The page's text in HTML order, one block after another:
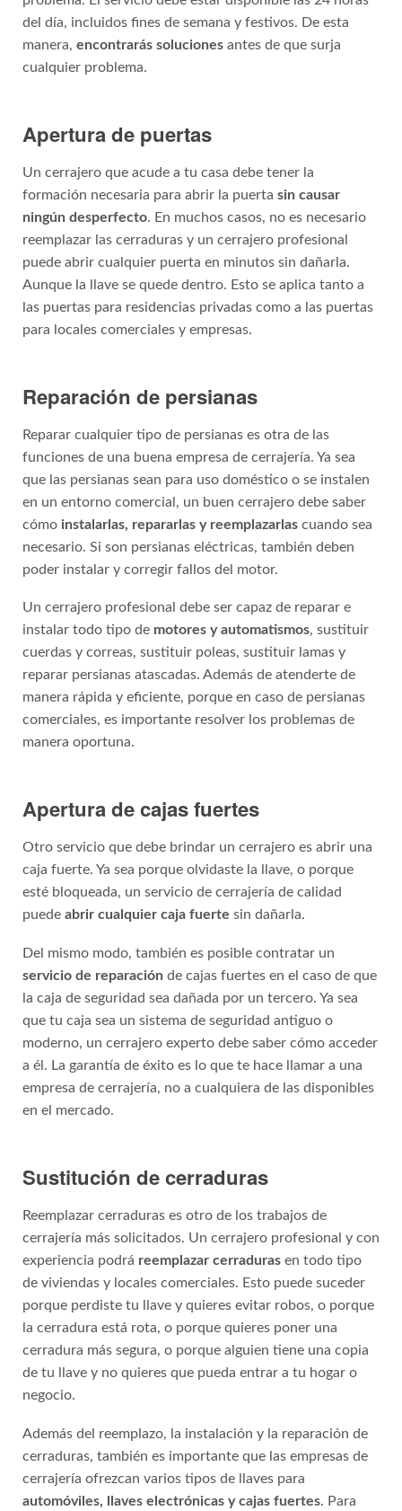
del día, incluidos fines de semana y festivos. De esta
manera, encontrarás soluciones antes de que surja
cualquier problema.
Apertura de puertas
Un cerrajero que acude a tu casa debe tener la
formación necesaria para abrir la puerta sin causar
ningún desperfecto. En muchos casos, no es necesario
reemplazar las cerraduras y un cerrajero profesional
puede abrir cualquier puerta en minutos sin dañarla.
Aunque la llave se quede dentro. Esto se aplica tanto a
las puertas para residencias privadas como a las puertas
para locales comerciales y empresas.
Reparación de persianas
Reparar cualquier tipo de persianas es otra de las
funciones de una buena empresa de cerrajería. Ya sea
que las persianas sean para uso doméstico o se instalen
en un entorno comercial, un buen cerrajero debe saber
cómo instalarlas, repararlas y reemplazarlas cuando sea
necesario. Si son persianas eléctricas, también deben
poder instalar y corregir fallos del motor.
Un cerrajero profesional debe ser capaz de reparar e
instalar todo tipo de motores y automatismos, sustituir
cuerdas y correas, sustituir poleas, sustituir lamas y
reparar persianas atascadas. Además de atenderte de
manera rápida y eficiente, porque en caso de persianas
comerciales, es importante resolver los problemas de
manera oportuna.
Apertura de cajas fuertes
Otro servicio que debe brindar un cerrajero es abrir una
caja fuerte. Ya sea porque olvidaste la llave, o porque
esté bloqueada, un servicio de cerrajería de calidad
puede abrir cualquier caja fuerte sin dañarla.
Del mismo modo, también es posible contratar un
servicio de reparación de cajas fuertes en el caso de que
la caja de seguridad sea dañada por un tercero. Ya sea
que tu caja sea un sistema de seguridad antiguo o
moderno, un cerrajero experto debe saber cómo acceder
a él. La garantía de éxito es lo que te hace llamar a una
empresa de cerrajería, no a cualquiera de las disponibles
en el mercado.
Sustitución de cerraduras
Reemplazar cerraduras es otro de los trabajos de
cerrajería más solicitados. Un cerrajero profesional y con
experiencia podrá reemplazar cerradurasen todo tipo
de viviendas y locales comerciales. Esto puede suceder
porque perdiste tu llave y quieres evitar robos, o porque
la cerradura está rota, o porque quieres poner una
cerradura más segura, o porque alguien tiene una copia
de tu llave y no quieres que pueda entrar a tu hogar o
negocio.
Además del reemplazo, la instalación y la reparación de
cerraduras, también es importante que las empresas de
cerrajería ofrezcan varios tipos de llaves para
automóviles, llaves electrónicas y cajas fuertes. Para